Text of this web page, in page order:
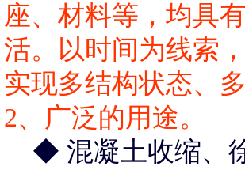
座、材料等，均具
活。以时间为线索
实现多结构状态、
2、广泛的用途。
◆ 混凝土收缩、